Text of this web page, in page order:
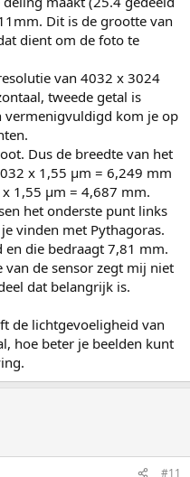
Dit is de grootte van
dient om de foto te
van 4032 x 3024
tweede getal is
vermenigvuldigd kom je op
Dus de breedte van het
x 1,55 µm = 6,249 mm
1,55 µm = 4,687 mm.
het onderste punt links
vinden met Pythagoras.
die bedraagt 7,81 mm.
van de sensor zegt mij niet
dat belangrijk is.
de lichtgevoeligheid van
hoe beter je beelden kunt
#11